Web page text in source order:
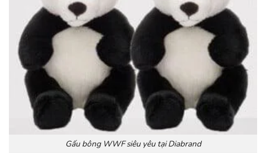
Gấu bông WWF siêu yêu tại Diabrand